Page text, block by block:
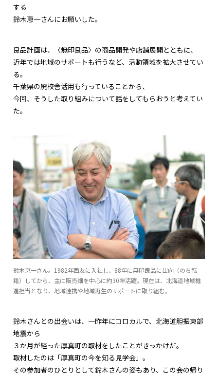
する
鈴木恵一さんにお願いした。
良品計画は、〈無印良品〉の商品開発や店舗展開とともに、
近年では地域のサポートも行うなど、活動領域を拡大させてい
る。
千葉県の廃校舎活用も行っていることから、
今回、そうした取り組みについて話をしてもらおうと考えてい
た。
鈴木恵一さん。1982年西友に入社し、88年に無印良品に出向（のち転
籍）してから、主に販売畑を中心に約30年活躍。現在は、北海道地域推
進担当となり、地域連携や地域再生のサポートに取り組む。
鈴木さんとの出会いは、一昨年にコロカルで、北海道胆振東部
地震から
３か月が経った厚真町の取材をしたことがきっかけだ。
取材したのは「厚真町の今を知る見学会」。
その参加者のひとりとして鈴木さんの姿もあり、この会の帰り